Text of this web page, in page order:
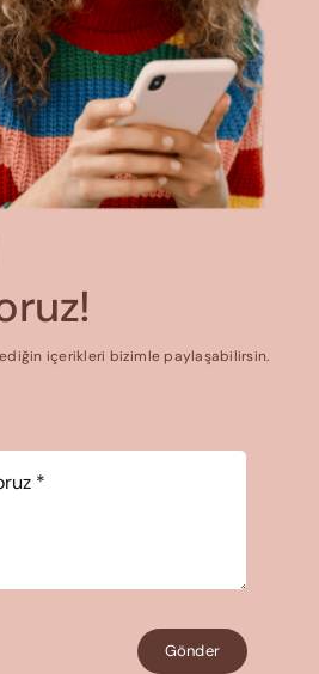
içerikleri bizimle paylaşabilirsin.
Gönder